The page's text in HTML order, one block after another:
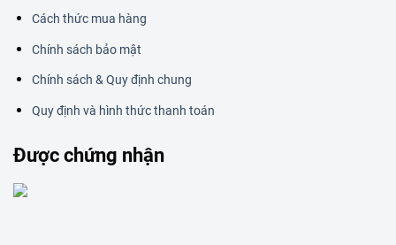
Cách thức mua hàng
Chính sách bảo mật
Chính sách & Quy định chung
Quy định và hình thức thanh toán
Được chứng nhận